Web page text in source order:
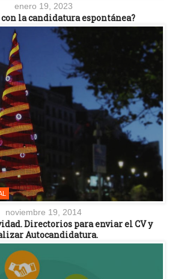
enero 19, 2023
con la candidatura espontánea?
noviembre 19, 2014
Directorios para enviar el CV y
Autocandidatura.